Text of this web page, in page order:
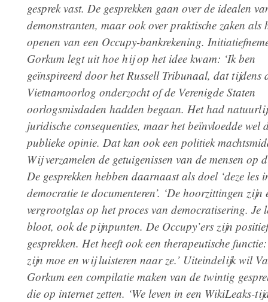
gesprek vast. De gesprekken gaan over de idealen
demonstranten, maar ook over praktische zaken als
openen van een Occupy-bankrekening.
Gorkum legt uit hoe hij op het idee kwam: ‘Ik ben
geïnspireerd door het Russell Tribunaal, dat tijdens
Vietnamoorlog onderzocht of de Verenigde Staten
oorlogsmisdaden hadden begaan. Het had
juridische consequenties, maar het beïnvloedde wel
publieke opinie. Dat kan ook een politiek
Wij verzamelen de getuigenissen van de mensen op
De gesprekken hebben daarnaast als doel ‘deze les
democratie te documenteren’. ‘De hoorzittingen zijn
vergrootglas op het proces van democratisering. Je
bloot, ook de pijnpunten. De Occupy’ers zijn
gesprekken. Het heeft ook een therapeutische
zijn moe en wij luisteren naar ze.’ Uiteindelijk wil
Gorkum een compilatie maken van de twintig
die op internet zetten. ‘We leven in een WikiLeaks-